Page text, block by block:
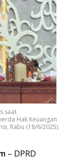
saat
Hak Keuangan
Rabu (18/6/2025).
– DPRD